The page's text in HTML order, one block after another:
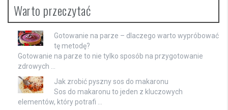
Warto przeczytać
Gotowanie na parze – dlaczego warto wypróbować
tę metodę?
Gotowanie na parze to nie tylko sposób na przygotowanie
zdrowych …
Jak zrobić pyszny sos do makaronu
Sos do makaronu to jeden z kluczowych
elementów, który potrafi …